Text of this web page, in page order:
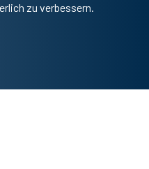
zu verbessern.